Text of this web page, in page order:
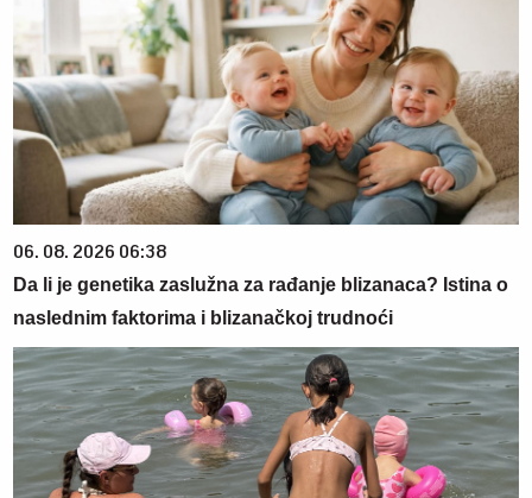
06. 08. 2026 06:38
Da li je genetika zaslužna za rađanje blizanaca? Istina o
naslednim faktorima i blizanačkoj trudnoći